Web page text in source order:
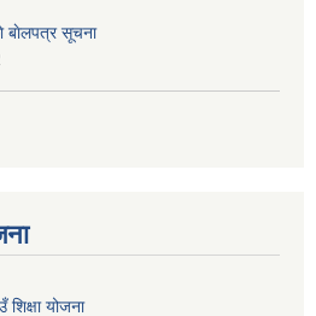
बाेलपत्र सूचना
योजना